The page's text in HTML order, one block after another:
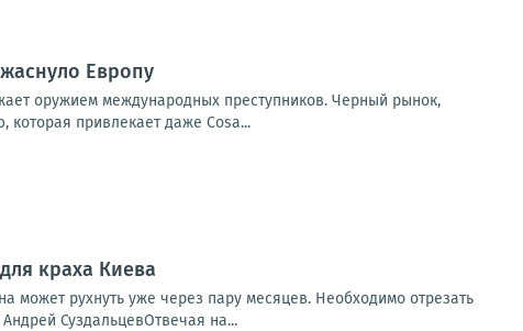
Европу
оружием международных преступников. Черный рынок,
привлекает даже Cosa...
краха Киева
может рухнуть уже через пару месяцев. Необходимо отрезать
СуздальцевОтвечая на...